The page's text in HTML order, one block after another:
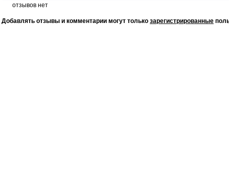
отзывов нет
Добавлять отзывы и комментарии могут только зарегистрированные